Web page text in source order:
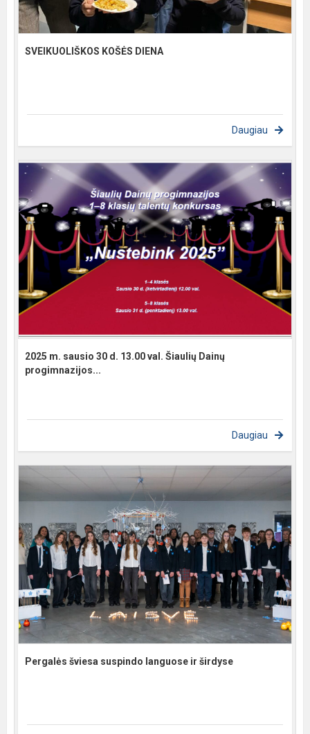
SVEIKUOLIŠKOS KOŠĖS DIENA
Daugiau
2025 m. sausio 30 d. 13.00 val. Šiaulių Dainų
progimnazijos...
Daugiau
Pergalės šviesa suspindo languose ir širdyse